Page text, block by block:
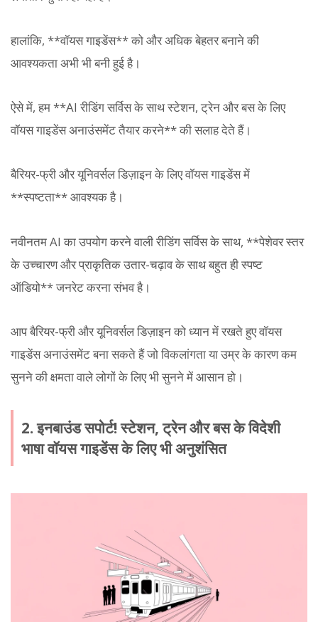
हालांकि, **वॉयस गाइडेंस** को और अधिक बेहतर बनाने की
आवश्यकता अभी भी बनी हुई है।
ऐसे में, हम **AI रीडिंग सर्विस के साथ स्टेशन, ट्रेन और बस के लिए
वॉयस गाइडेंस अनाउंसमेंट तैयार करने** की सलाह देते हैं।
बैरियर-फ्री और यूनिवर्सल डिज़ाइन के लिए वॉयस गाइडेंस में
**स्पष्टता** आवश्यक है।
नवीनतम AI का उपयोग करने वाली रीडिंग सर्विस के साथ, **पेशेवर स्तर
के उच्चारण और प्राकृतिक उतार-चढ़ाव के साथ बहुत ही स्पष्ट
ऑडियो** जनरेट करना संभव है।
आप बैरियर-फ्री और यूनिवर्सल डिज़ाइन को ध्यान में रखते हुए वॉयस
गाइडेंस अनाउंसमेंट बना सकते हैं जो विकलांगता या उम्र के कारण कम
सुनने की क्षमता वाले लोगों के लिए भी सुनने में आसान हो।
2. इनबाउंड सपोर्ट! स्टेशन, ट्रेन और बस के विदेशी
भाषा वॉयस गाइडेंस के लिए भी अनुशंसित